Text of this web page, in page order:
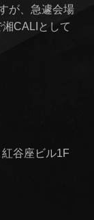
が、急遽会場
CALIとして
谷座ビル1F